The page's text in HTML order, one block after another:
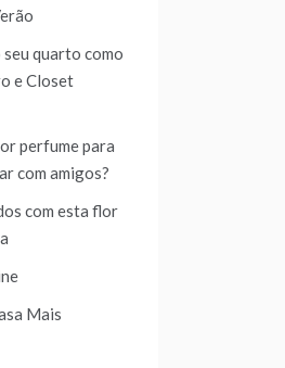
quarto como
e Closet
perfume para
com amigos?
com esta flor
Mais